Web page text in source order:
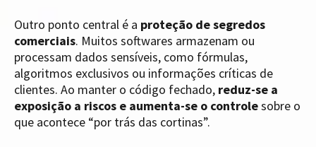
Outro ponto central é a proteção de segredos
comerciais. Muitos softwares armazenam ou
processam dados sensíveis, como fórmulas,
algoritmos exclusivos ou informações críticas de
clientes. Ao manter o código fechado, reduz-se a
exposição a riscos e aumenta-se o controlesobre o
que acontece “por trás das cortinas”.